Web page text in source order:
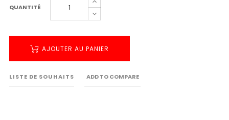
QUANTITÉ
AJOUTER AU PANIER
LISTE DE SOUHAITS ADD TO COMPARE